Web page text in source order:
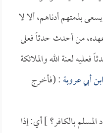
بذمتهم أدناهم، ألا لا
من أحدث حدثاً فعلى
لعنة الله والملائكة
ابن أبي عروبة: (فأخرج
بالكافر؟ ] أي: إذا